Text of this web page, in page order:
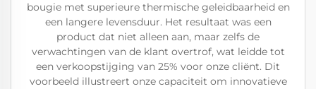
bougie met superieure thermische geleidbaarheid en
een langere levensduur. Het resultaat was een
product dat niet alleen aan, maar zelfs de
verwachtingen van de klant overtrof, wat leidde tot
een verkoopstijging van 25% voor onze cliënt. Dit
voorbeeld illustreert onze capaciteit om innovatieve